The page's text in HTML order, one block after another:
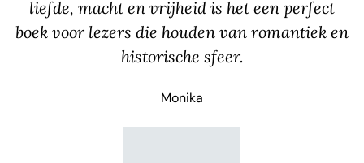
liefde, macht en vrijheid is het een perfect
boek voor lezers die houden van romantiek en
historische sfeer.
Monika